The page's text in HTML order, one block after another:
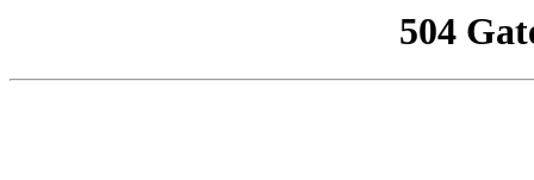
504